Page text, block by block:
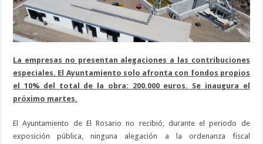
La empresas no presentan alegaciones a las contribuciones
especiales. El Ayuntamiento solo afronta con fondos propios
el 10% del total de la obra: 200.000 euros. Se inaugura el
próximo martes.
El Ayuntamiento de El Rosario no recibió, durante el periodo de
exposición pública, ninguna alegación a la ordenanza fiscal